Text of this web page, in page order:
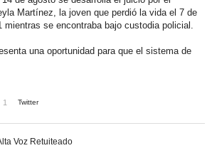
Martínez, la joven que perdió la vida el 7 de
mientras se encontraba bajo custodia policial.
una oportunidad para que el sistema de
1 Twitter
Voz Retuiteado